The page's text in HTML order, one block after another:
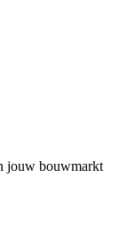
jouw bouwmarkt